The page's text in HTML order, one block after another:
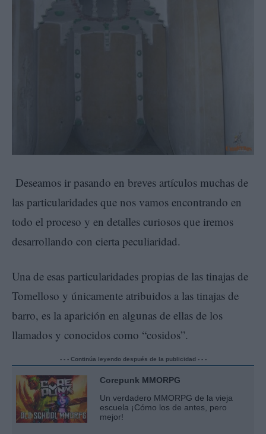
Deseamos ir pasando en breves artículos muchas de
las particularidades que nos vamos encontrando en
todo el proceso y en detalles curiosos que iremos
desarrollando con cierta peculiaridad.
Una de esas particularidades propias de las tinajas de
Tomelloso y únicamente atribuidos a las tinajas de
barro, es la aparición en algunas de ellas de los
llamados y conocidos como “cosidos”.
- - - Continúa leyendo después de la publicidad - - -
Corepunk MMORPG
Un verdadero MMORPG de la vieja
escuela ¡Cómo los de antes, pero
mejor!